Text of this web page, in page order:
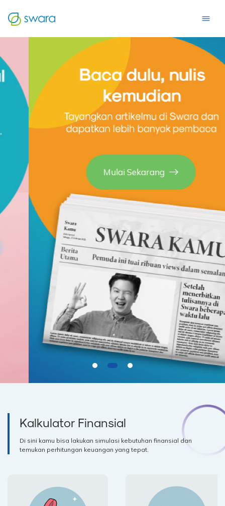
Mulai Sekarang
Kalkulator Finansial
Di sini kamu bisa lakukan simulasi kebutuhan finansial dan
temukan perhitungan keuangan yang tepat.